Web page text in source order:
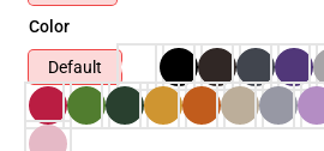
Color
Default